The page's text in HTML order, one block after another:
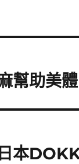
幫助美
本